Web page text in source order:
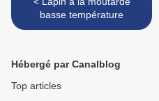
basse température
Hébergé par Canalblog
Top articles